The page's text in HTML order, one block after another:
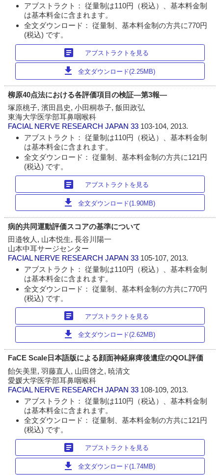
アブストラクト： 従量制は110円（税込）、基本料金制
は基本料金に含まれます。
全文ダウンロード： 従量制、基本料金制の方共に770円
(税込) です。
article アブストラクトを見る
download 全文ダウンロード(2.25MB)
柳原40点法における各評価項目の検証―第3報―
塚原桃子, 濱田昌史, 小田桐恭子, 飯田政弘
東海大学医学部耳鼻咽喉科
FACIAL NERVE RESEARCH JAPAN 33 103-104, 2013.
アブストラクト： 従量制は110円（税込）、基本料金制
は基本料金に含まれます。
全文ダウンロード： 従量制、基本料金制の方共に121円
(税込) です。
article アブストラクトを見る
download 全文ダウンロード(1.90MB)
病的共同運動評価スコアの基準について
田邉牧人, 山本悦生, 長谷川陽一
山本中耳サージセンター
FACIAL NERVE RESEARCH JAPAN 33 105-107, 2013.
アブストラクト： 従量制は110円（税込）、基本料金制
は基本料金に含まれます。
全文ダウンロード： 従量制、基本料金制の方共に770円
(税込) です。
article アブストラクトを見る
download 全文ダウンロード(2.62MB)
FaCE Scale日本語版による顔面神経麻痺後遺症のQOL評価
飴矢美里, 羽藤直人, 山田啓之, 暁清文
愛媛大学医学部耳鼻咽喉科
FACIAL NERVE RESEARCH JAPAN 33 108-109, 2013.
アブストラクト： 従量制は110円（税込）、基本料金制
は基本料金に含まれます。
全文ダウンロード： 従量制、基本料金制の方共に121円
(税込) です。
article アブストラクトを見る
download 全文ダウンロード(1.74MB)